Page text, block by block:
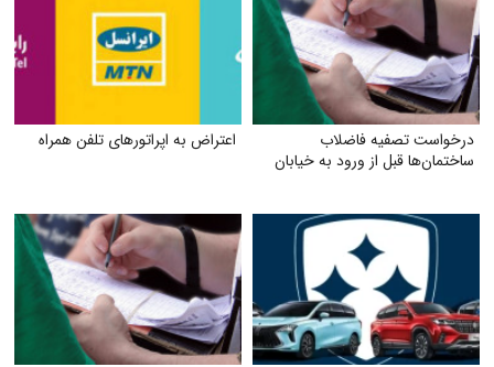
درخواست تصفیه فاضلاب
ساختمان‌ها قبل از ورود به خیابان
اعتراض به اپراتورهای تلفن همراه